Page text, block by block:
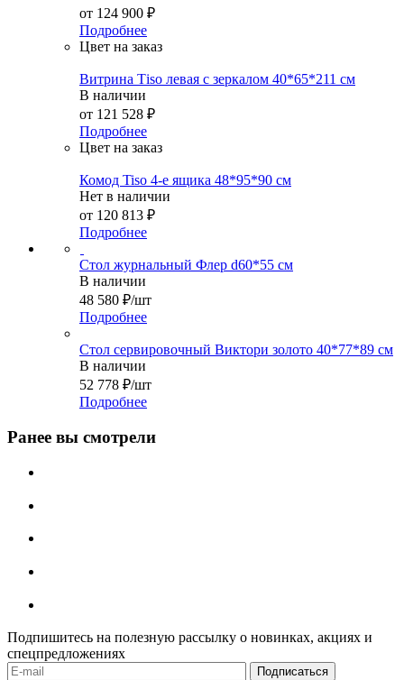
от 124 900 ₽
Подробнее
Цвет на заказ
Витрина Тiso левая с зеркалом 40*65*211 см
В наличии
от 121 528 ₽
Подробнее
Цвет на заказ
Комод Tiso 4-е ящика 48*95*90 см
Нет в наличии
от 120 813 ₽
Подробнее
Стол журнальный Флер d60*55 см
В наличии
48 580 ₽/шт
Подробнее
Стол сервировочный Виктори золото 40*77*89 см
В наличии
52 778 ₽/шт
Подробнее
Ранее вы смотрели
Подпишитесь на полезную рассылку о новинках, акциях и
спецпредложениях